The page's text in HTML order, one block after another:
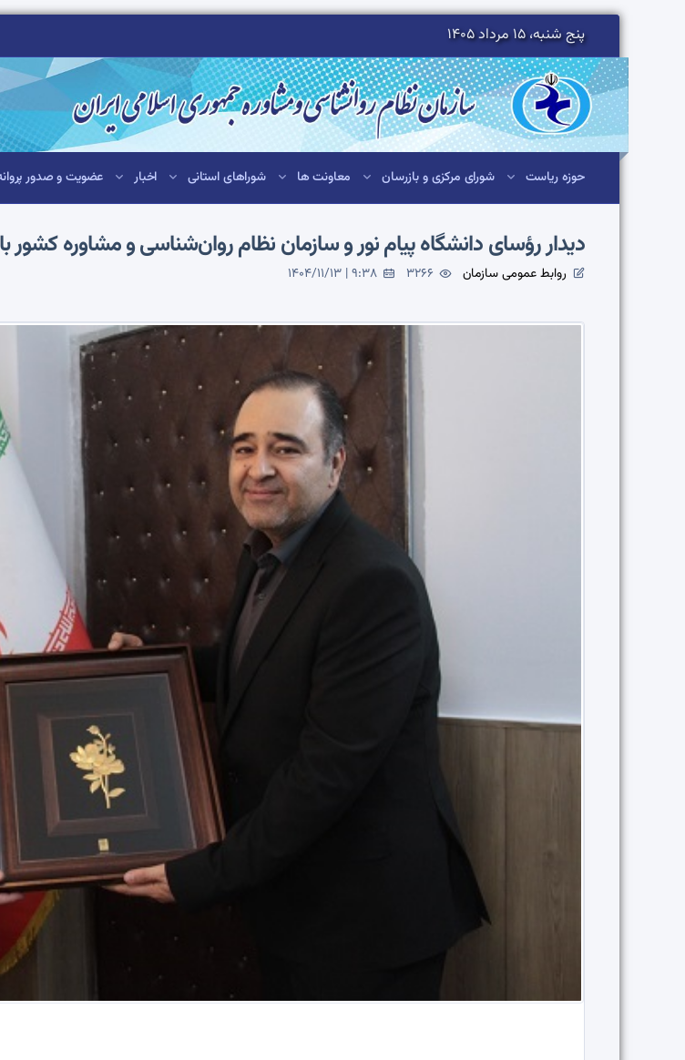
پنج شنبه، 15 مرداد 1405
حوزه ریاست شورای مرکزی و بازرسان معاونت ها شوراهای استانی اخبار عضویت و صدور
دیدار رؤسای دانشگاه پیام نور و سازمان نظام روان‌شناسی و مشاوره
روابط عمومی سازمان 3266
1404/11/13 | 9:38